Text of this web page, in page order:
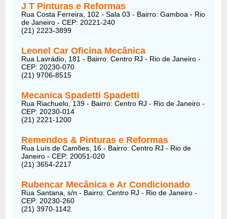
J T Pinturas e Reformas
Rua Costa Ferreira, 102 - Sala 03 - Bairro: Gamboa - Rio
de Janeiro - CEP: 20221-240
(21) 2223-3899
Leonel Car Oficina Mecânica
Rua Lavrádio, 181 - Bairro: Centro RJ - Rio de Janeiro -
CEP: 20230-070
(21) 9706-8515
Mecanica Spadetti Spadetti
Rua Riachuelo, 139 - Bairro: Centro RJ - Rio de Janeiro -
CEP: 20230-014
(21) 2221-1200
Remendos & Pinturas e Reformas
Rua Luís de Camões, 16 - Bairro: Centro RJ - Rio de
Janeiro - CEP: 20051-020
(21) 3654-2217
Rubencar Mecânica e Ar Condicionado
Rua Santana, s/n - Bairro: Centro RJ - Rio de Janeiro -
CEP: 20230-260
(21) 3970-1142